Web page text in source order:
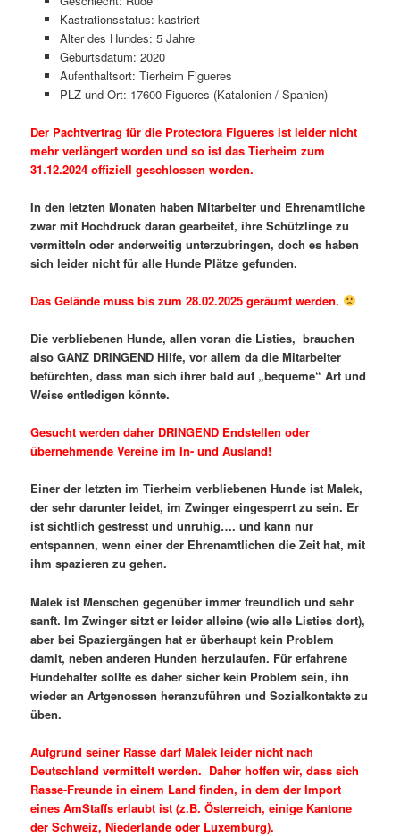
Kastrationsstatus: kastriert
Alter des Hundes: 5 Jahre
Geburtsdatum: 2020
Aufenthaltsort: Tierheim Figueres
PLZ und Ort: 17600 Figueres (Katalonien / Spanien)
Der Pachtvertrag für die Protectora Figueres ist leider nicht
mehr verlängert worden und so ist das Tierheim zum
31.12.2024 offiziell geschlossen worden.
In den letzten Monaten haben Mitarbeiter und Ehrenamtliche
zwar mit Hochdruck daran gearbeitet, ihre Schützlinge zu
vermitteln oder anderweitig unterzubringen, doch es haben
sich leider nicht für alle Hunde Plätze gefunden.
Das Gelände muss bis zum 28.02.2025 geräumt werden.
Die verbliebenen Hunde, allen voran die Listies, brauchen
also GANZ DRINGEND Hilfe, vor allem da die Mitarbeiter
befürchten, dass man sich ihrer bald auf „bequeme“ Art und
Weise entledigen könnte.
Gesucht werden daher DRINGEND Endstellen oder
übernehmende Vereine im In- und Ausland!
Einer der letzten im Tierheim verbliebenen Hunde ist Malek,
der sehr darunter leidet, im Zwinger eingesperrt zu sein. Er
ist sichtlich gestresst und unruhig…. und kann nur
entspannen, wenn einer der Ehrenamtlichen die Zeit hat, mit
ihm spazieren zu gehen.
Malek ist Menschen gegenüber immer freundlich und sehr
sanft. Im Zwinger sitzt er leider alleine (wie alle Listies dort),
aber bei Spaziergängen hat er überhaupt kein Problem
damit, neben anderen Hunden herzulaufen. Für erfahrene
Hundehalter sollte es daher sicher kein Problem sein, ihn
wieder an Artgenossen heranzuführen und Sozialkontakte zu
üben.
Aufgrund seiner Rasse darf Malek leider nicht nach
Deutschland vermittelt werden. Daher hoffen wir, dass sich
Rasse-Freunde in einem Land finden, in dem der Import
eines AmStaffs erlaubt ist (z.B. Österreich, einige Kantone
der Schweiz, Niederlande oder Luxemburg).